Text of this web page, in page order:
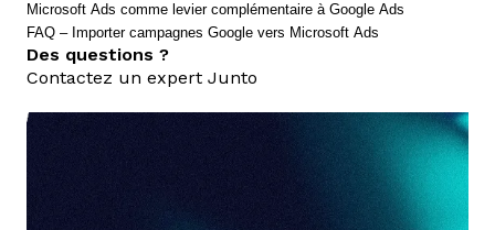
Microsoft Ads comme levier complémentaire à Google Ads
FAQ – Importer campagnes Google vers Microsoft Ads
Des questions ?
Contactez un expert Junto